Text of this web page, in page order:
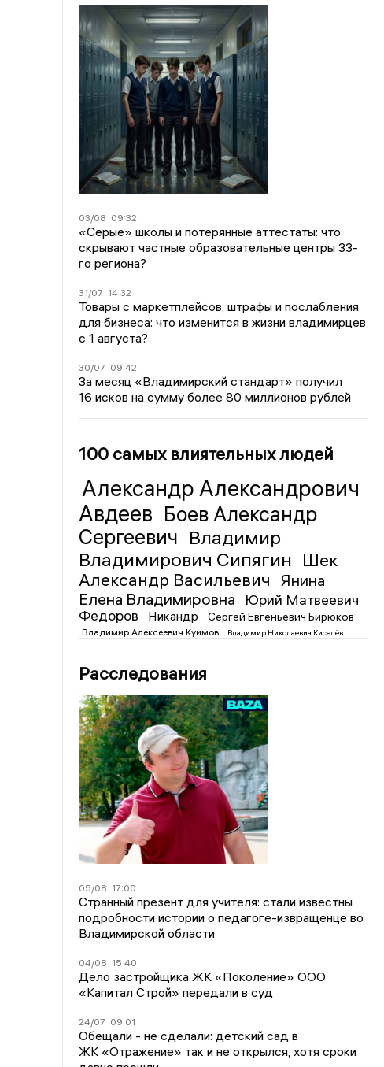
03/08 09:32
«Серые» школы и потерянные аттестаты: что
скрывают частные образовательные центры 33-
го региона?
31/07 14:32
Товары с маркетплейсов, штрафы и послабления
для бизнеса: что изменится в жизни владимирцев
с 1 августа?
30/07 09:42
За месяц «Владимирский стандарт» получил
16 исков на сумму более 80 миллионов рублей
100 самых влиятельных людей
Александр Александрович
Авдеев Боев Александр
Сергеевич Владимир
Владимирович Сипягин Шек
Александр Васильевич
Янина
Елена Владимировна
Юрий Матвеевич
Федоров
Никандр Сергей Евгеньевич Бирюков
Владимир Алексеевич Куимов Владимир Николаевич Киселёв
Расследования
05/08 17:00
Странный презент для учителя: стали известны
подробности истории о педагоге-извращенце во
Владимирской области
04/08 15:40
Дело застройщика ЖК «Поколение» ООО
«Капитал Строй» передали в суд
24/07 09:01
Обещали - не сделали: детский сад в
ЖК «Отражение» так и не открылся, хотя сроки